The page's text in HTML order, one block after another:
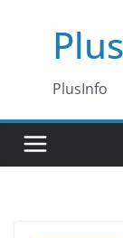
PlusInfo